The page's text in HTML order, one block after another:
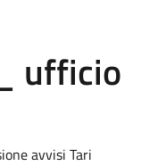
ufficio
avvisi Tari